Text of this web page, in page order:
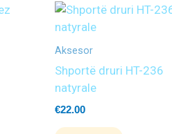
Aksesor
Shportë druri HT-236
natyrale
€22.00